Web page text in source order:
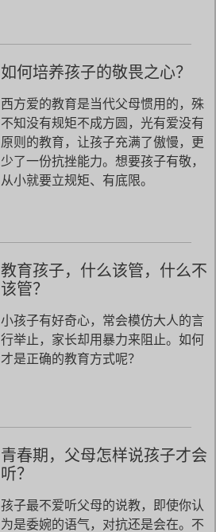
如何培养孩子的敬畏之心？
西方爱的教育是当代父母惯用的，殊
不知没有规矩不成方圆，光有爱没有
原则的教育，让孩子充满了傲慢，更
少了一份抗挫能力。想要孩子有敬，
从小就要立规矩、有底限。
教育孩子，什么该管，什么不
该管？
小孩子有好奇心，常会模仿大人的言
行举止，家长却用暴力来阻止。如何
才是正确的教育方式呢？
青春期，父母怎样说孩子才会
听？
孩子最不爱听父母的说教，即使你认
为是委婉的语气，对抗还是会在。不